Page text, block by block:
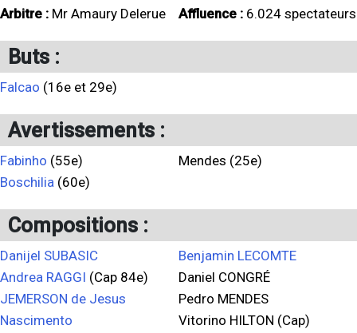
Arbitre : Mr Amaury Delerue Affluence : 6.024 spectateurs
Buts :
Falcao (16e et 29e)
Avertissements :
Fabinho (55e)
Boschilia (60e)
Mendes (25e)
Compositions :
Danijel SUBASIC
Andrea RAGGI (Cap 84e)
JEMERSON de Jesus
Nascimento
Benjamin LECOMTE
Daniel CONGRÉ
Pedro MENDES
Vitorino HILTON (Cap)